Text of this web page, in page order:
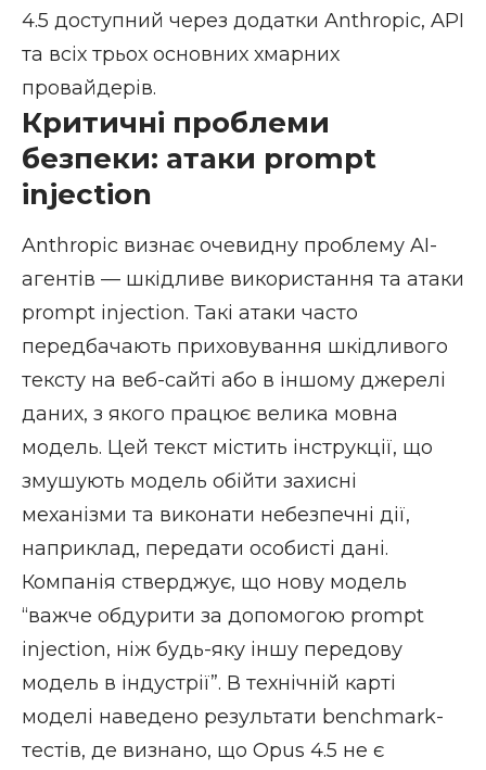
4.5 доступний через додатки Anthropic, API
та всіх трьох основних хмарних
провайдерів.
Критичні проблеми
безпеки: атаки prompt
injection
Anthropic визнає очевидну проблему AI-
агентів — шкідливе використання та атаки
prompt injection. Такі атаки часто
передбачають приховування шкідливого
тексту на веб-сайті або в іншому джерелі
даних, з якого працює велика мовна
модель. Цей текст містить інструкції, що
змушують модель обійти захисні
механізми та виконати небезпечні дії,
наприклад, передати особисті дані.
Компанія стверджує, що нову модель
“важче обдурити за допомогою prompt
injection, ніж будь-яку іншу передову
модель в індустрії”. В технічній карті
моделі наведено результати benchmark-
тестів, де визнано, що Opus 4.5 не є